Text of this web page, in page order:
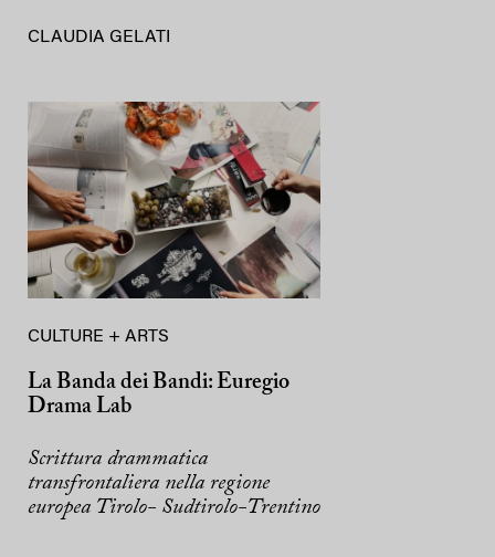
CLAUDIA GELATI
CULTURE + ARTS
La Banda dei Bandi: Euregio
Drama Lab
Scrittura drammatica
transfrontaliera nella regione
europea Tirolo- Sudtirolo-Trentino